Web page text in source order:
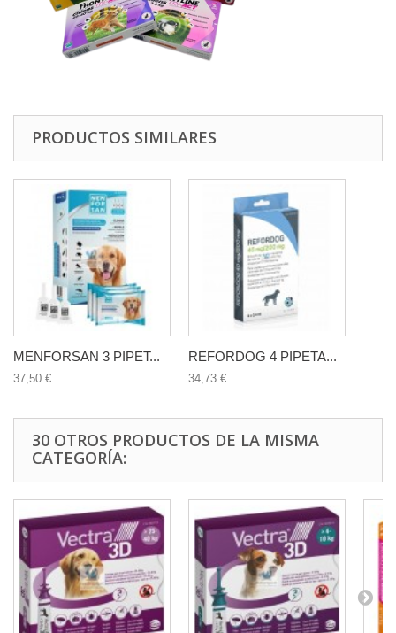
PRODUCTOS SIMILARES
MENFORSAN 3 PIPET...
37,50 €
REFORDOG 4 PIPETA...
34,73 €
30 OTROS PRODUCTOS DE LA MISMA
CATEGORÍA: